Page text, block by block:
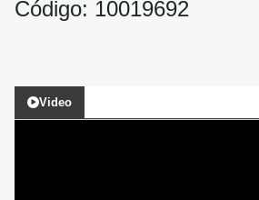
Código: 10019692
Video